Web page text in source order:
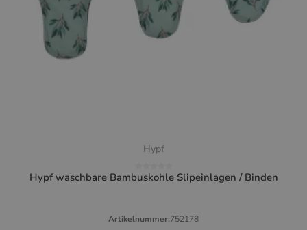
Hypf
Hypf waschbare Bambuskohle Slipeinlagen / Binden
Artikelnummer:752178